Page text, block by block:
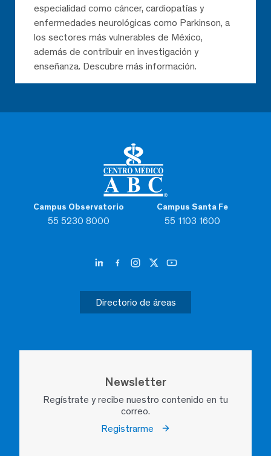
Campus Observatorio
55 5230 8000
Campus Santa Fe
55 1103 1600
Directorio de áreas
Newsletter
Regístrate y recibe nuestro contenido en tu
correo.
Registrarme
especialidad como cáncer, cardiopatías y
enfermedades neurológicas como Parkinson, a
los sectores más vulnerables de México,
además de contribuir en investigación y
enseñanza. Descubre más información.